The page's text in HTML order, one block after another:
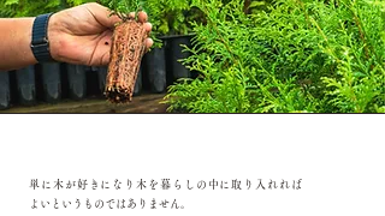
単に木が好きになり木を暮らしの中に取り入れれば
よいというものではありません。